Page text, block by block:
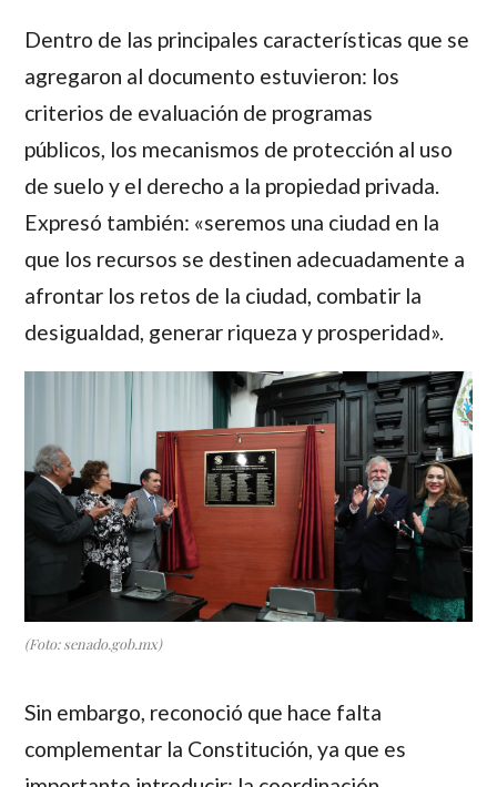
Dentro de las principales características que se
agregaron al documento estuvieron: los
criterios de evaluación de programas
públicos, los mecanismos de protección al uso
de suelo y el derecho a la propiedad privada.
Expresó también: «seremos una ciudad en la
que los recursos se destinen adecuadamente a
afrontar los retos de la ciudad, combatir la
desigualdad, generar riqueza y prosperidad».
(Foto: senado.gob.mx)
Sin embargo, reconoció que hace falta
complementar la Constitución, ya que es